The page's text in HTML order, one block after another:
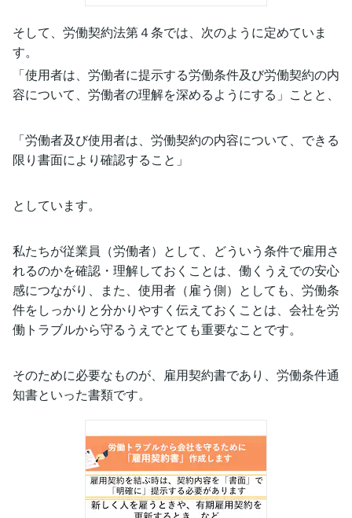
そして、労働契約法第４条では、次のように定めていま
す。
「使用者は、労働者に提示する労働条件及び労働契約の内
容について、労働者の理解を深めるようにする」ことと、
「労働者及び使用者は、労働契約の内容について、できる
限り書面により確認すること」
としています。
私たちが従業員（労働者）として、どういう条件で雇用さ
れるのかを確認・理解しておくことは、働くうえでの安心
感につながり、また、使用者（雇う側）としても、労働条
件をしっかりと分かりやすく伝えておくことは、会社を労
働トラブルから守るうえでとても重要なことです。
そのために必要なものが、雇用契約書であり、労働条件通
知書といった書類です。